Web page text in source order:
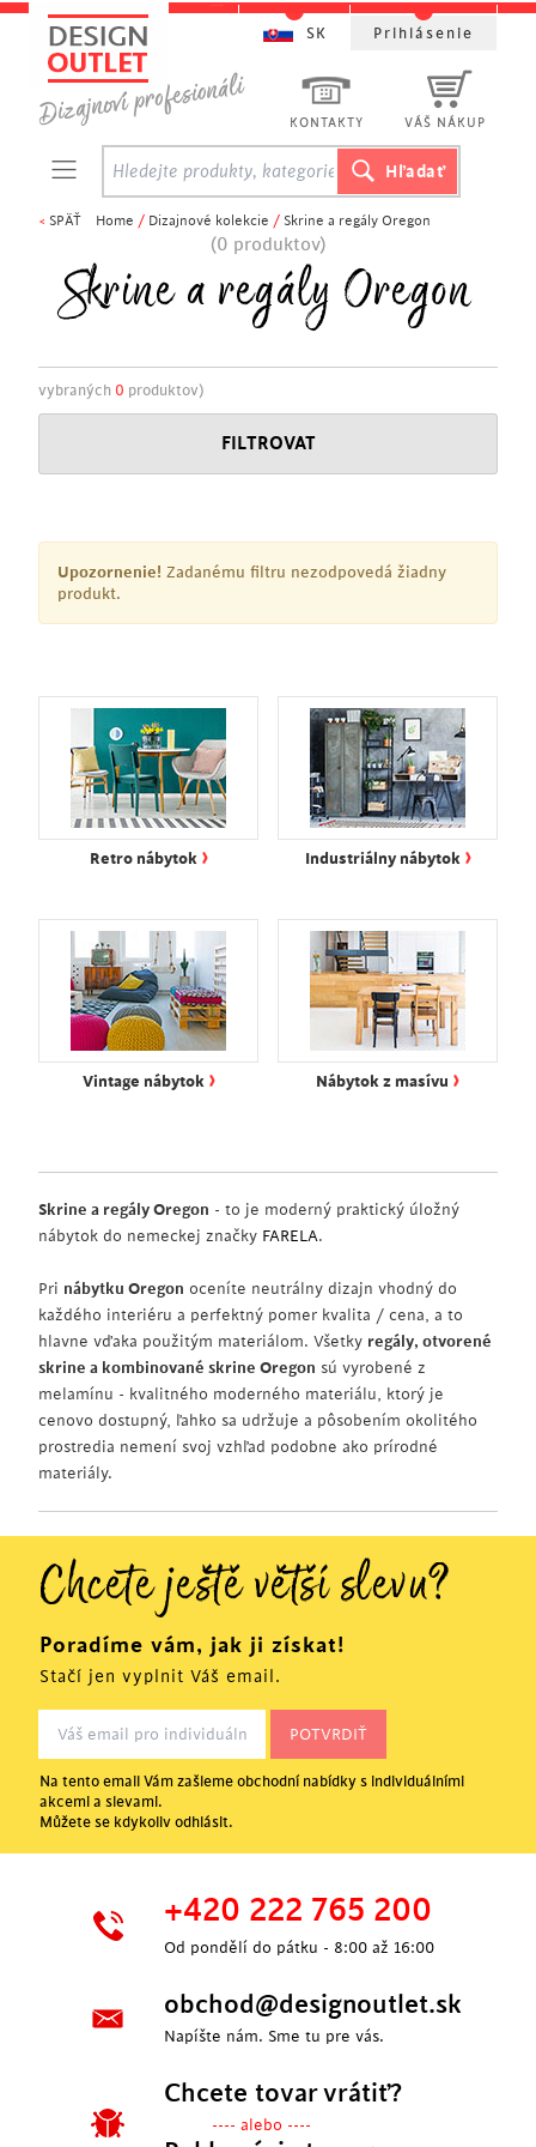
< SPÄŤ Home / Dizajnové kolekcie / Skrine a regály Oregon
(0 produktov)
Skrine a regály Oregon
vybraných 0 produktov)
FILTROVAT
Upozornenie! Zadanému filtru nezodpovedá žiadny
produkt.
Retro nábytok › Industriálny nábytok ›
Vintage nábytok › Nábytok z masívu ›
Skrine a regály Oregon - to je moderný praktický úložný
nábytok do nemeckej značky FARELA.
Pri nábytku Oregon oceníte neutrálny dizajn vhodný do
každého interiéru a perfektný pomer kvalita / cena, a to
hlavne vďaka použitým materiálom. Všetky regály, otvorené
skrine a kombinované skrine Oregon sú vyrobené z
melamínu - kvalitného moderného materiálu, ktorý je
cenovo dostupný, ľahko sa udržuje a pôsobením okolitého
prostredia nemení svoj vzhľad podobne ako prírodné
materiály.
KONTAKTY VÁŠ NÁKUP
SK Prihlásenie
Chcete ještě větší slevu?
Poradíme vám, jak ji získat!
Stačí jen vyplnit Váš email.
Na tento email Vám zašleme obchodní nabídky s individuálními
akcemi a slevami.
Můžete se kdykoliv odhlásit.
+420 222 765 200
Od pondělí do pátku - 8:00 až 16:00
obchod@designoutlet.sk
Napíšte nám. Sme tu pre vás.
Chcete tovar vrátiť?
---- alebo ----